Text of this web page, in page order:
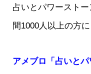
占いとパワースト
間1000人以上の方
アメブロ「占いと